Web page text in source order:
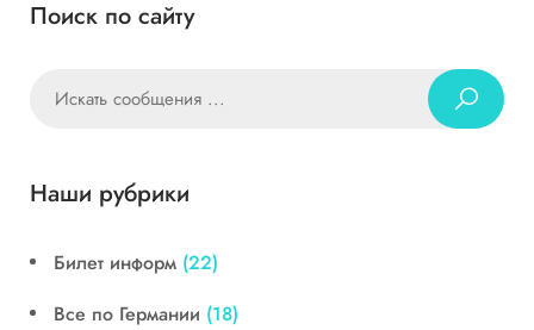
Поиск по сайту
Наши рубрики
Билет информ (22)
Все по Германии (18)